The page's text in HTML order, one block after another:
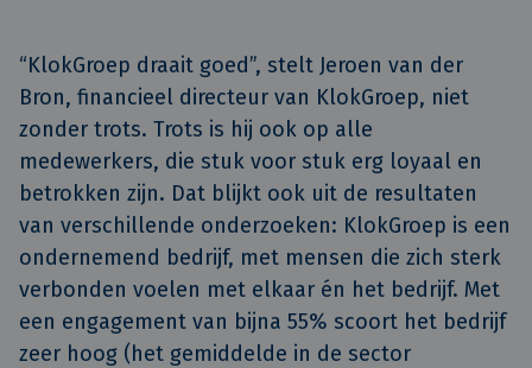
“KlokGroep draait goed”, stelt Jeroen van der
Bron, financieel directeur van KlokGroep, niet
zonder trots. Trots is hij ook op alle
medewerkers, die stuk voor stuk erg loyaal en
betrokken zijn. Dat blijkt ook uit de resultaten
van verschillende onderzoeken: KlokGroep is een
ondernemend bedrijf, met mensen die zich sterk
verbonden voelen met elkaar én het bedrijf. Met
een engagement van bijna 55% scoort het bedrijf
zeer hoog (het gemiddelde in de sector